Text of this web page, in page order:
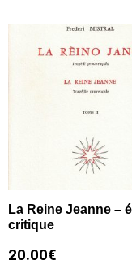
La Reine Jeanne –
critique
20.00€